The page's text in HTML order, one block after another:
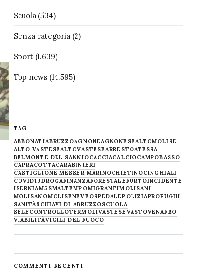
Scuola(534)
Senza categoria(2)
Sport(1.639)
Top news(14.595)
TAG
ABBONATIABRUZZOAGNONEAGNONESEALTOMOLISE
ALTO VASTESEALTOVASTESEARRESTOATESSA
BELMONTE DEL SANNIOCACCIACALCIOCAMPOBASSO
CAPRACOTTACARABINIERI
CASTIGLIONE MESSER MARINOCHIETINOCINGHIALI
COVID19DROGAFINANZAFORESTALEFURTOINCIDENTE
ISERNIAM5SMALTEMPOMIGRANTIMOLISANI
MOLISANOMOLISENEVE OSPEDALEPOLIZIAPROFUGHI
SANITÀSCHIAVI DI ABRUZZOSCUOLA
SELECONTROLLOTERMOLIVASTESE VASTOVENAFRO
VIABILITÀVIGILI DEL FUOCO
COMMENTI RECENTI